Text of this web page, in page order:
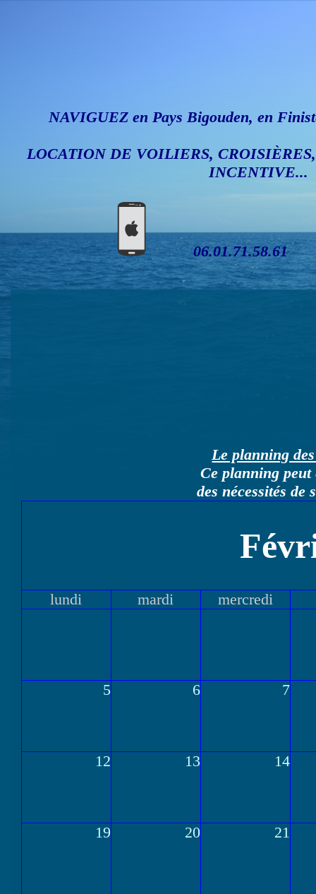
NAVIGUEZ en Pays Bigouden, en
LOCATION DE VOILIERS,
INCENTIVE...
06.01.71.58.61
Le planning
Ce planning
des nécessités de
lundi mardi mercredi
5 6 7
12 13 14
19 20 21